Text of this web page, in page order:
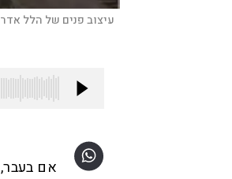
עיצוב פנים של הלל
אם